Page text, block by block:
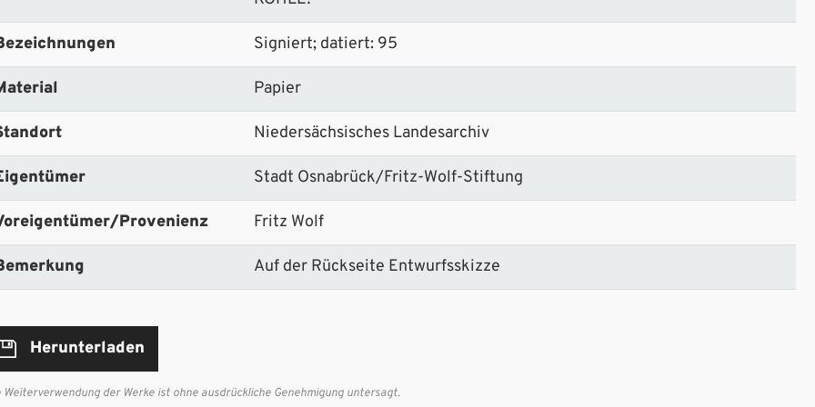
Signiert; datiert: 95
Papier
Niedersächsisches Landesarchiv
Stadt Osnabrück/Fritz-Wolf-Stiftung
Provenienz Fritz Wolf
Auf der Rückseite Entwurfsskizze
Herunterladen
Weiterverwendung der Werke ist ohne ausdrückliche Genehmigung untersagt.